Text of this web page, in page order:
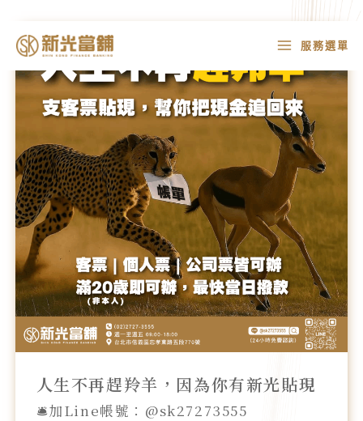
主
MAIN
MENU
服務選單
人生不再趕羚羊，因為你有新光貼現
🛎️加Line帳號：@sk27273555
人
生
不
再
趕
羚
羊，
因
為
你
有
新
光
貼
現